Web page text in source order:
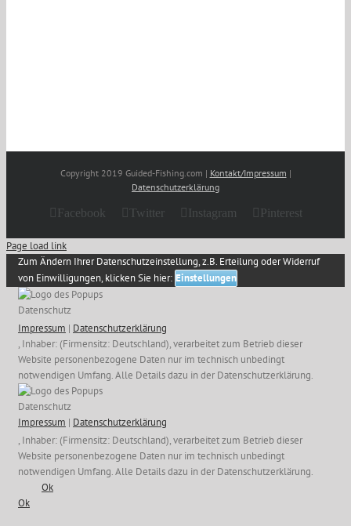
Copyright 2019 Guided-Fishing.com | Kontakt/Impressum |
Datenschutzerklärung
Facebook Twitter Instagram Pinterest
Page load link
Zum Ändern Ihrer Datenschutzeinstellung, z.B. Erteilung oder Widerruf
von Einwilligungen, klicken Sie hier: Einstellungen
Datenschutz
Impressum | Datenschutzerklärung
, Inhaber: (Firmensitz: Deutschland), verarbeitet zum Betrieb dieser
Website personenbezogene Daten nur im technisch unbedingt
notwendigen Umfang. Alle Details dazu in der Datenschutzerklärung.
Datenschutz
Impressum | Datenschutzerklärung
, Inhaber: (Firmensitz: Deutschland), verarbeitet zum Betrieb dieser
Website personenbezogene Daten nur im technisch unbedingt
notwendigen Umfang. Alle Details dazu in der Datenschutzerklärung.
Ok
Ok